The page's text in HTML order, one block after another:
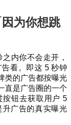
为你想跳
内你不会走开，
看。即这 5 秒钟
类的广告都按曝光
直是广告圈的一个
按钮去获取用户 5
广告的真实曝光